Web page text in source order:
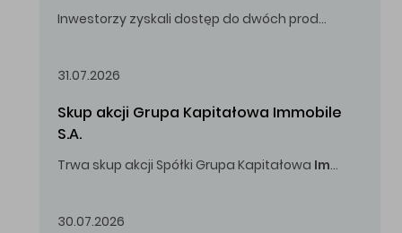
Inwestorzy zyskali dostęp do dwóch produktów umożliwiających inwestowanie w obligacje skarbowe.
31.07.2026
Skup akcji Grupa Kapitałowa Immobile
S.A.
Trwa skup akcji Spółki Grupa Kapitałowa Immobile
30.07.2026